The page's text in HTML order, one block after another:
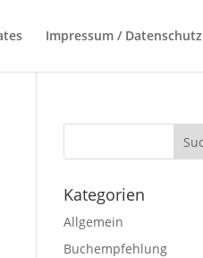
Impressum / Datenschutz
Kategorien
Allgemein
Buchempfehlung